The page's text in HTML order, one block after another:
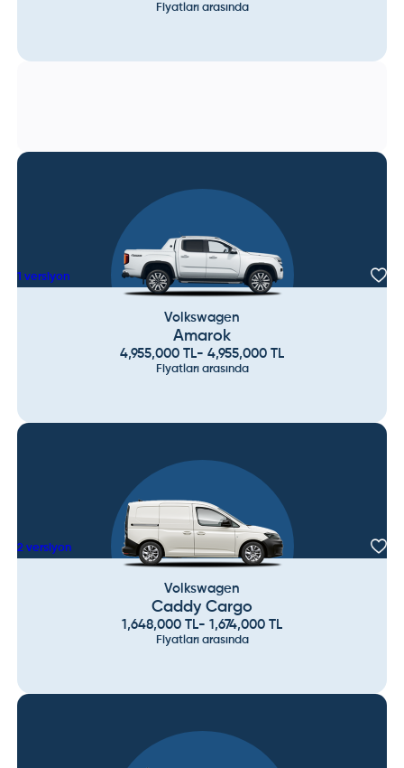
Fiyatları arasında
1 versiyon
Volkswagen
Amarok
4,955,000 TL- 4,955,000 TL
Fiyatları arasında
2 versiyon
Volkswagen
Caddy Cargo
1,648,000 TL- 1,674,000 TL
Fiyatları arasında